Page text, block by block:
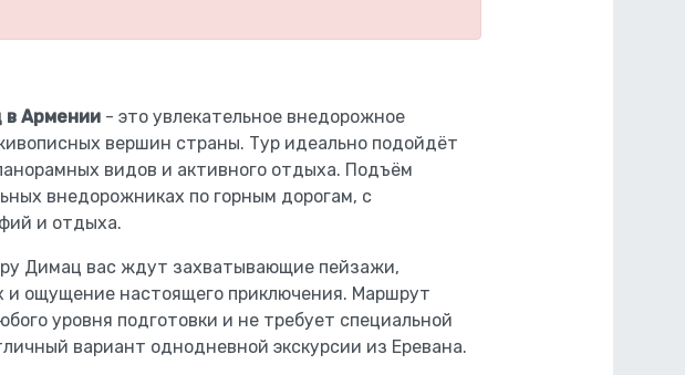
Армении - это увлекательное внедорожное
вершин страны. Тур идеально подойдёт
видов и активного отдыха. Подъём
внедорожниках по горным дорогам, с
и отдыха.
Димац вас ждут захватывающие пейзажи,
и ощущение настоящего приключения. Маршрут
уровня подготовки и не требует специальной
вариант однодневной экскурсии из Еревана.